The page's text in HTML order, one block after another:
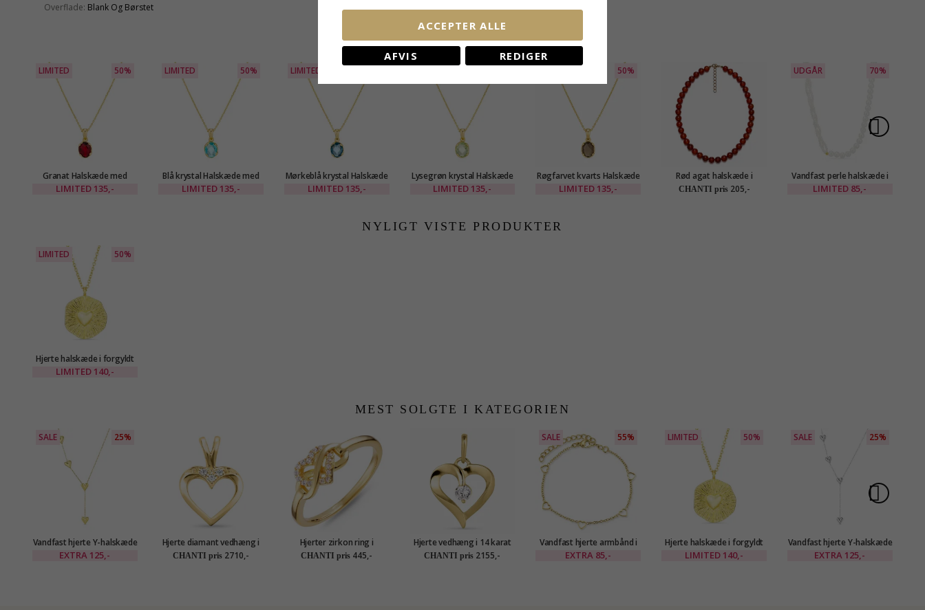
Overflade: Blank Og Børstet
RELATEREDE PRODUKTER
LIMITED 50%
Granat Halskæde med
vedhæng i forgyldt
LIMITED 135,-
LIMITED 50%
Blå krystal Halskæde med
vedhæng i forgyldt
LIMITED 135,-
LIMITED
Mørkeblå krystal Halskæde
med vedhæng i forgyldt
LIMITED 135,-
Lysegrøn krystal Halskæde
med vedhæng i forgyldt
LIMITED 135,-
50%
Røgfarvet kvarts Halskæde
med vedhæng i forgyldt
LIMITED 135,-
Rød agat halskæde i
forgyldt stål - AURA
CHANTI pris 205,-
UDGÅR 70%
Vandfast perle halskæde i
forgyldt stål - OCEANA
LIMITED 85,-
NYLIGT VISTE PRODUKTER
LIMITED 50%
Hjerte halskæde i forgyldt
messing - Eliné
LIMITED 140,-
MEST SOLGTE I KATEGORIEN
SALE 25%
Vandfast hjerte Y-halskæde
i forgyldt stål - OCEANA
EXTRA 125,-
Hjerte diamant vedhæng i
14 karat guld 0,02 ct
CHANTI pris 2710,-
Hjerter zirkon ring i
forgyldt sølv
CHANTI pris 445,-
Hjerte vedhæng i 14 karat
guld - Gold Collection
CHANTI pris 2155,-
SALE 55%
Vandfast hjerte armbånd i
forgyldt stål - OCEANA
EXTRA 85,-
LIMITED 50%
Hjerte halskæde i forgyldt
messing - Eliné
LIMITED 140,-
SALE 25%
Vandfast hjerte Y-halskæde
i stål - OCEANA
EXTRA 125,-
ACCEPTER ALLE
AFVIS REDIGER